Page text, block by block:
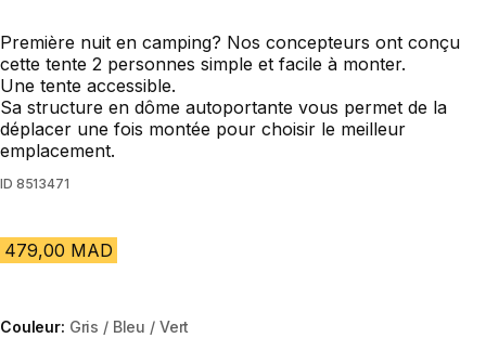
Première nuit en camping? Nos concepteurs ont conçu
cette tente 2 personnes simple et facile à monter.
Une tente accessible.
Sa structure en dôme autoportante vous permet de la
déplacer une fois montée pour choisir le meilleur
emplacement.
ID 8513471
479,00 MAD
Couleur: Gris / Bleu / Vert